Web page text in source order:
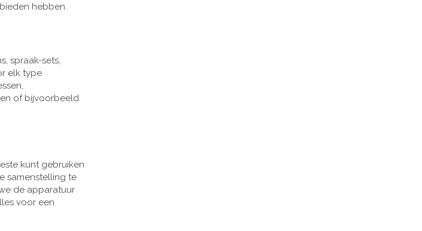
hebben.
spraak-sets,
elk type
of bijvoorbeeld
kunt gebruiken
samenstelling te
de apparatuur
voor een